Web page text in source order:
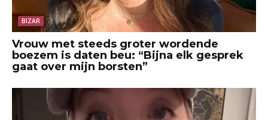
BIZAR
Vrouw met steeds groter wordende
boezem is daten beu: “Bijna elk gesprek
gaat over mijn borsten”